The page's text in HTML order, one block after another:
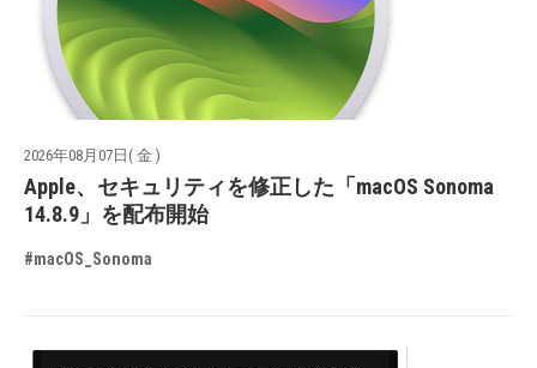
2026年08月07日( 金 )
Apple、セキュリティを修正した「macOS Sonoma
14.8.9」を配布開始
#macOS_Sonoma